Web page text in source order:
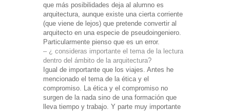
que más posibilidades deja al alumno es
arquitectura, aunque existe una cierta corriente
(que viene de lejos) que pretende convertir al
arquitecto en una especie de pseudoingeniero.
Particularmente pienso que es un error.
– ¿ consideras importante el tema de la lectura
dentro del ámbito de la arquitectura?
Igual de importante que los viajes. Antes he
mencionado el tema de la ética y el
compromiso. La ética y el compromiso no
surgen de la nada sino de una formación que
lleva tiempo y trabajo. Y parte muy importante